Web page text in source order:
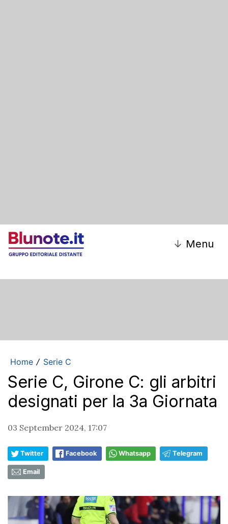
↓ Menu
Home / Serie C
Serie C, Girone C: gli arbitri
designati per la 3a Giornata
03 September 2024, 17:07
Twitter Facebook Whatsapp Telegram
Email